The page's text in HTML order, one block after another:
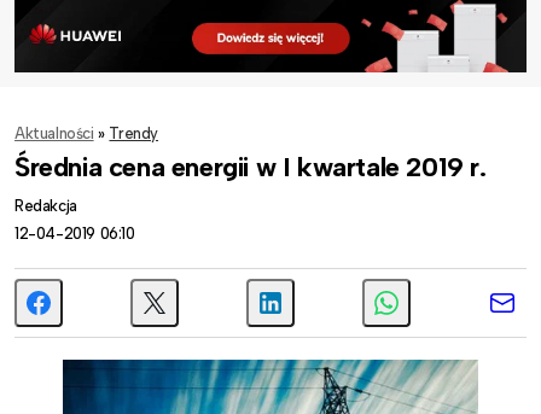
Aktualności » Trendy
Średnia cena energii w I kwartale 2019 r.
Redakcja
12-04-2019 06:10